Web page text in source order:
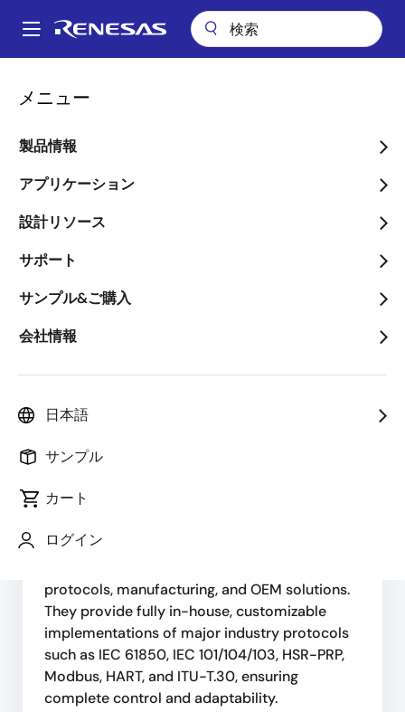
ン
Main
メニュー
製品情報
アプリケーション
設計リソース
サポート
サンプル&ご購入
会社情報
日本語
サンプル
カート
ログイン
パ
ン
く
ず
Gayatri Comtek Lab Pvt. Ltd.
Gayatri Comtek Lab Pvt.
Ltd.
ページセクションへ移動：
概
team of dedicated technologists specializing
concept through manufacturing. With a strong
and deliver reliable, future-ready solutions
circuit design, firmware and software
protocols, manufacturing, and OEM solutions.
They provide fully in-house, customizable
implementations of major industry protocols
such as IEC 61850, IEC 101/104/103, HSR-PRP,
Modbus, HART, and ITU-T.30, ensuring
complete control and adaptability.